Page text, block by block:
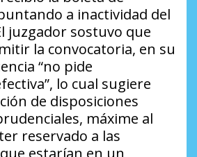
a inactividad del
juzgador sostuvo que
la convocatoria, en su
“no pide
lo cual sugiere
de disposiciones
máxime al
reservado a las
estarían en un